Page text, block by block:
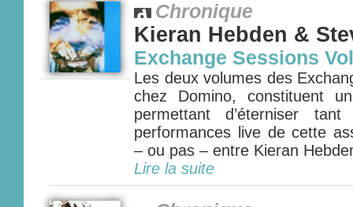
Chronique
Kieran Hebden &
Exchange Sessions
Les deux volumes des
chez Domino, constituent
permettant d’éterniser
performances live de cette
– ou pas – entre Kieran
Lire la suite